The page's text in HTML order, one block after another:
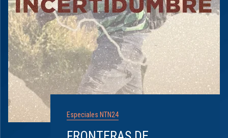
Especiales NTN24